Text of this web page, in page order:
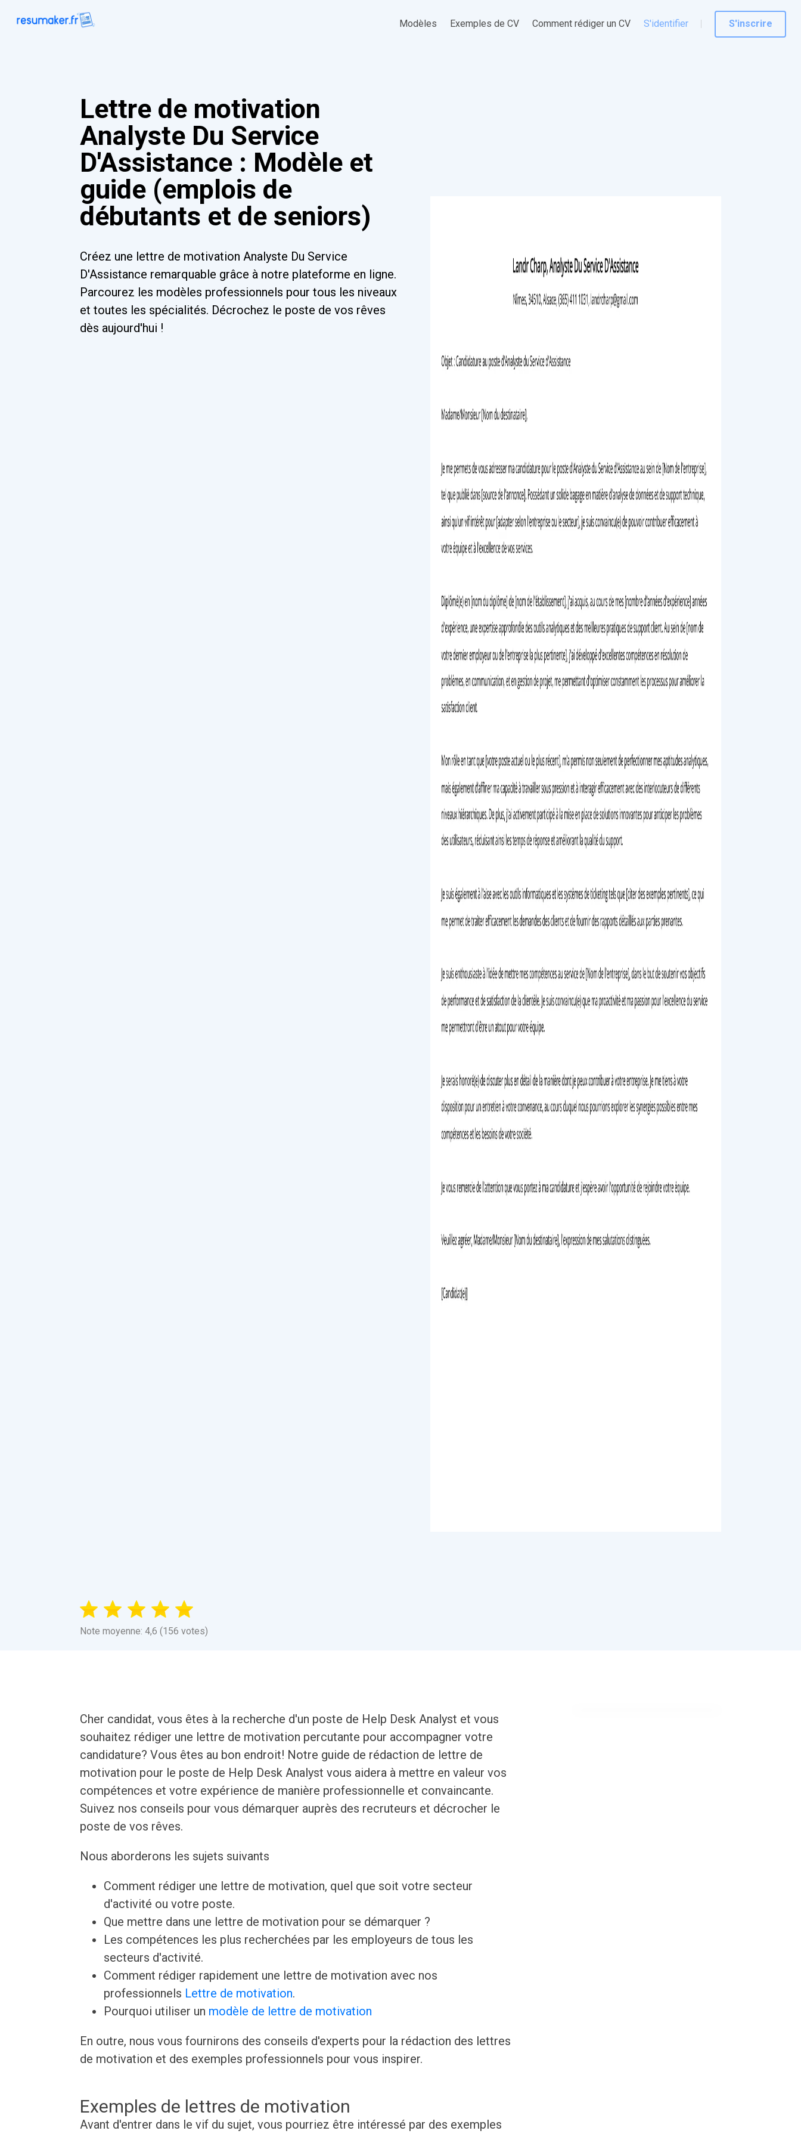
Modèles Exemples de CV Comment rédiger un CV S'identifier S'inscrire
Lettre de motivation
Analyste Du Service
D'Assistance : Modèle et
guide (emplois de
débutants et de seniors)
Créez une lettre de motivation Analyste Du Service
D'Assistance remarquable grâce à notre plateforme en ligne.
Parcourez les modèles professionnels pour tous les niveaux
et toutes les spécialités. Décrochez le poste de vos rêves
dès aujourd'hui !
Note moyenne: 4,6 (156 votes)
Cher candidat, vous êtes à la recherche d'un poste de Help Desk Analyst et vous
souhaitez rédiger une lettre de motivation percutante pour accompagner votre
candidature? Vous êtes au bon endroit! Notre guide de rédaction de lettre de
motivation pour le poste de Help Desk Analyst vous aidera à mettre en valeur vos
compétences et votre expérience de manière professionnelle et convaincante.
Suivez nos conseils pour vous démarquer auprès des recruteurs et décrocher le
poste de vos rêves.
Nous aborderons les sujets suivants
Comment rédiger une lettre de motivation, quel que soit votre secteur
d'activité ou votre poste.
Que mettre dans une lettre de motivation pour se démarquer ?
Les compétences les plus recherchées par les employeurs de tous les
secteurs d'activité.
Comment rédiger rapidement une lettre de motivation avec nos
professionnels Lettre de motivation.
Pourquoi utiliser un modèle de lettre de motivation
En outre, nous vous fournirons des conseils d'experts pour la rédaction des lettres
de motivation et des exemples professionnels pour vous inspirer.
Exemples de lettres de motivation
Avant d'entrer dans le vif du sujet, vous pourriez être intéressé par des exemples